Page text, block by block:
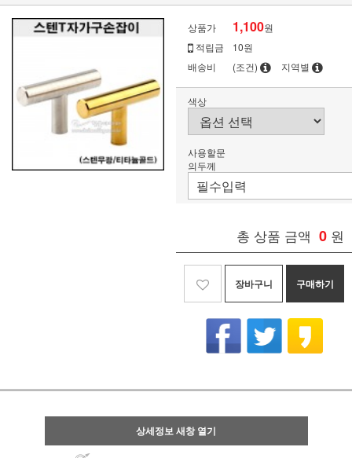
상품가 1,100원
적립금
10원
배송비
(조건) 지역별
색상
사용할문
의두께
총 상품 금액 0 원
장바구니 구매하기
상세정보 새창 열기